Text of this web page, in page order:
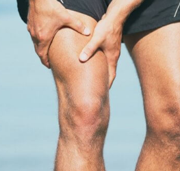
DEL LEGAMENTO
RIABILITAZIONE E
RECUPERO
Articoli